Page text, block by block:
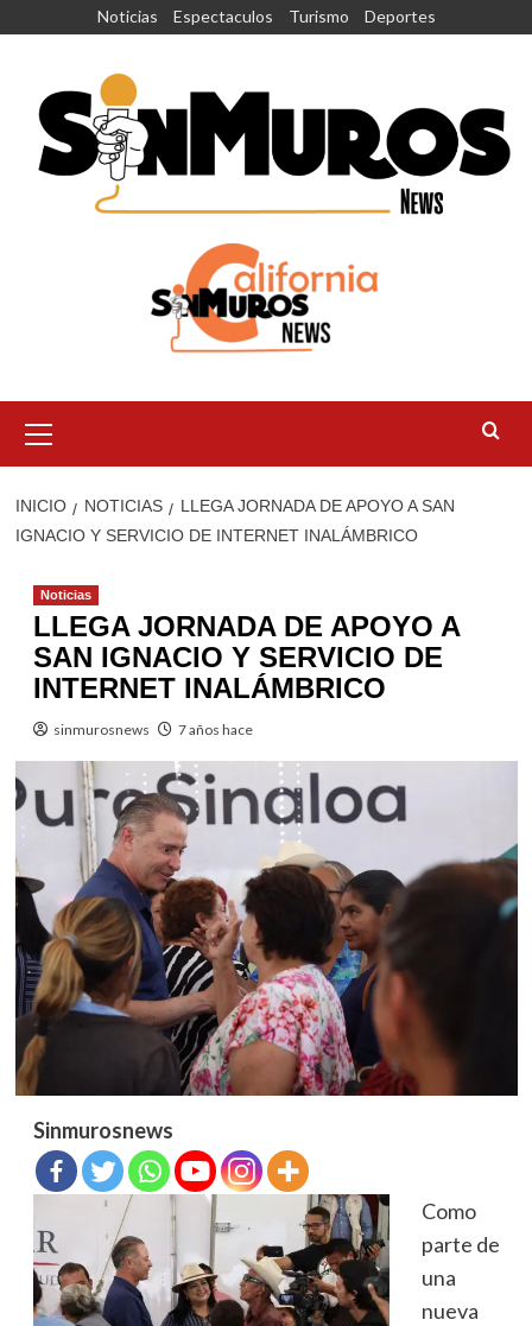
Noticias Espectaculos Turismo Deportes
principal
INICIO NOTICIAS
LLEGA JORNADA DE APOYO A SAN
IGNACIO Y SERVICIO DE INTERNET INALÁMBRICO
Noticias
LLEGA JORNADA DE APOYO A
SAN IGNACIO Y SERVICIO DE
INTERNET INALÁMBRICO
sinmurosnews 7 años hace
Sinmurosnews
Como
parte de
una
nueva